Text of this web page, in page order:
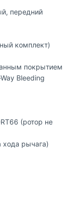
передний
комплект)
покрытием
Bleeding
(ротор не
хода рычага)